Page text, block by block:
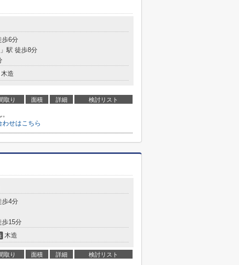
歩6分
」駅 徒歩8分
木造
取り 面積 詳細 検討リスト
わせはこちら
歩4分
歩15分
木造
取り 面積 詳細 検討リスト